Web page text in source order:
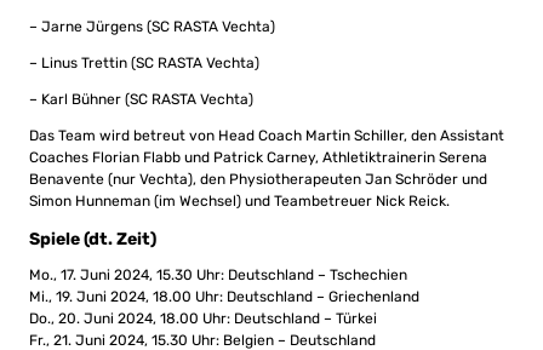
– Jarne Jürgens (SC RASTA Vechta)
– Linus Trettin (SC RASTA Vechta)
– Karl Bühner (SC RASTA Vechta)
Das Team wird betreut von Head Coach Martin Schiller, den Assistant
Coaches Florian Flabb und Patrick Carney, Athletiktrainerin Serena
Benavente (nur Vechta), den Physiotherapeuten Jan Schröder und
Simon Hunneman (im Wechsel) und Teambetreuer Nick Reick.
Spiele (dt. Zeit)
Mo., 17. Juni 2024, 15.30 Uhr: Deutschland – Tschechien
Mi., 19. Juni 2024, 18.00 Uhr: Deutschland – Griechenland
Do., 20. Juni 2024, 18.00 Uhr: Deutschland – Türkei
Fr., 21. Juni 2024, 15.30 Uhr: Belgien – Deutschland